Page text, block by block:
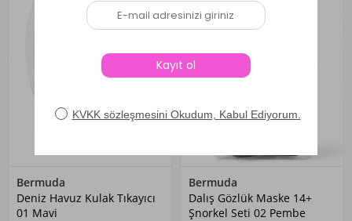
Bermuda
Deniz Havuz Kulak Tıkayıcı
01 Mavi
Bermuda
Dalış Gözlük Maske 14+
Şnorkel Seti 02 Pembe